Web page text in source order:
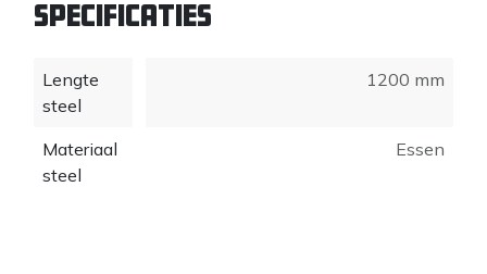
Door het terugdrogen krimpt de steel niet, blijft
doorgestoken hilt zonder lijm of nietje aan de steel
geperst worden.
Vervolgens worden de ATLAS schopstelen in
kokend water gebogen. Hierdoor buigt de houtnerf
Specificaties
Lengte
steel
1200 mm
Materiaal
steel
Essen